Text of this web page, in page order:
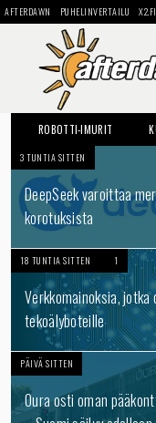
AFTERDAWN PUHELINVERTAILU X2.FI
ROBOTTI-IMURIT
3 TUNTIA SITTEN
DeepSeek varoittaa
korotuksista
18 TUNTIA SITTEN 1
Verkkomainoksia, jotka
tekoälyboteille
PÄIVÄ SITTEN
Oura osti oman